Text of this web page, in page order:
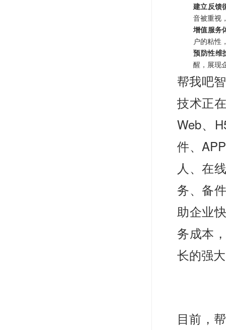
建立反馈
音被重视
增值服务
户的粘性
预防性维
醒，展现
帮我吧
技术正
Web、
件、
人、在
务、备
助企业
务成本
长的强
目前，